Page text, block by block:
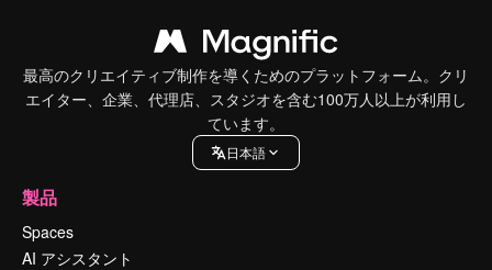
最高のクリエイティブ制作を導くためのプラットフォーム。クリ
エイター、企業、代理店、スタジオを含む100万人以上が利用し
ています。
日本語
製品
Spaces
AI アシスタント